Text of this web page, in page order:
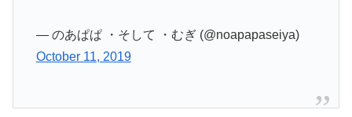
— のあぱぱ ・そして ・むぎ (@noapapaseiya)
October 11, 2019